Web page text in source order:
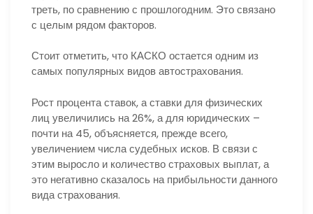
треть, по сравнению с прошлогодним. Это связано
с целым рядом факторов.
Стоит отметить, что КАСКО остается одним из
самых популярных видов автострахования.
Рост процента ставок, а ставки для физических
лиц увеличились на 26%, а для юридических –
почти на 45, объясняется, прежде всего,
увеличением числа судебных исков. В связи с
этим выросло и количество страховых выплат, а
это негативно сказалось на прибыльности данного
вида страхования.